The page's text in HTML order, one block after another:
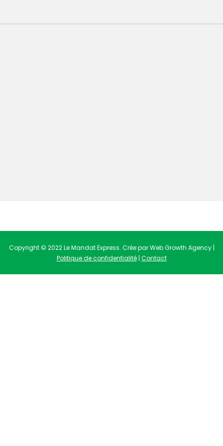
Copyright © 2022 Le Mandat Express. Crée par Web Growth Agency |
Politique de confidentialité| Contact